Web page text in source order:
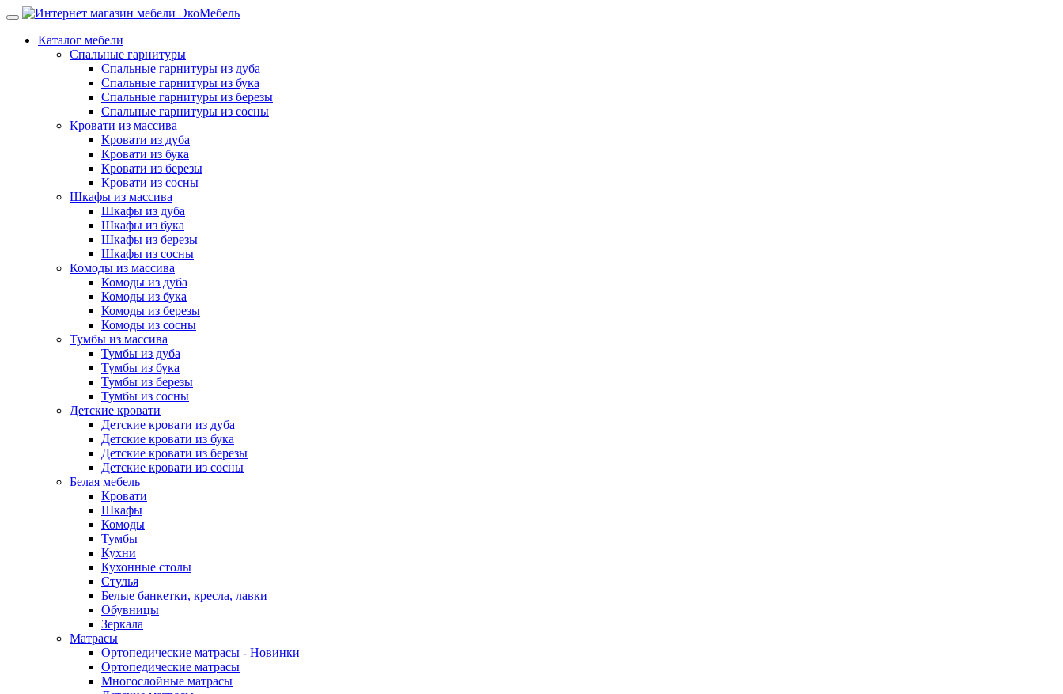
Каталог мебели
Спальные гарнитуры
Спальные гарнитуры из дуба
Спальные гарнитуры из бука
Спальные гарнитуры из березы
Спальные гарнитуры из сосны
Кровати из массива
Кровати из дуба
Кровати из бука
Кровати из березы
Кровати из сосны
Шкафы из массива
Шкафы из дуба
Шкафы из бука
Шкафы из березы
Шкафы из сосны
Комоды из массива
Комоды из дуба
Комоды из бука
Комоды из березы
Комоды из сосны
Тумбы из массива
Тумбы из дуба
Тумбы из бука
Тумбы из березы
Тумбы из сосны
Детские кровати
Детские кровати из дуба
Детские кровати из бука
Детские кровати из березы
Детские кровати из сосны
Белая мебель
Кровати
Шкафы
Комоды
Тумбы
Кухни
Кухонные столы
Стулья
Белые банкетки, кресла, лавки
Обувницы
Зеркала
Матрасы
Ортопедические матрасы - Новинки
Ортопедические матрасы
Многослойные матрасы